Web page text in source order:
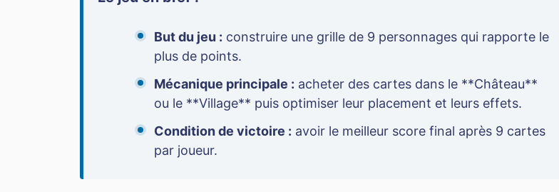
But du jeu : construire une grille de 9 personnages qui rapporte le
plus de points.
Mécanique principale : acheter des cartes dans le **Château**
ou le **Village** puis optimiser leur placement et leurs effets.
Condition de victoire : avoir le meilleur score final après 9 cartes
par joueur.